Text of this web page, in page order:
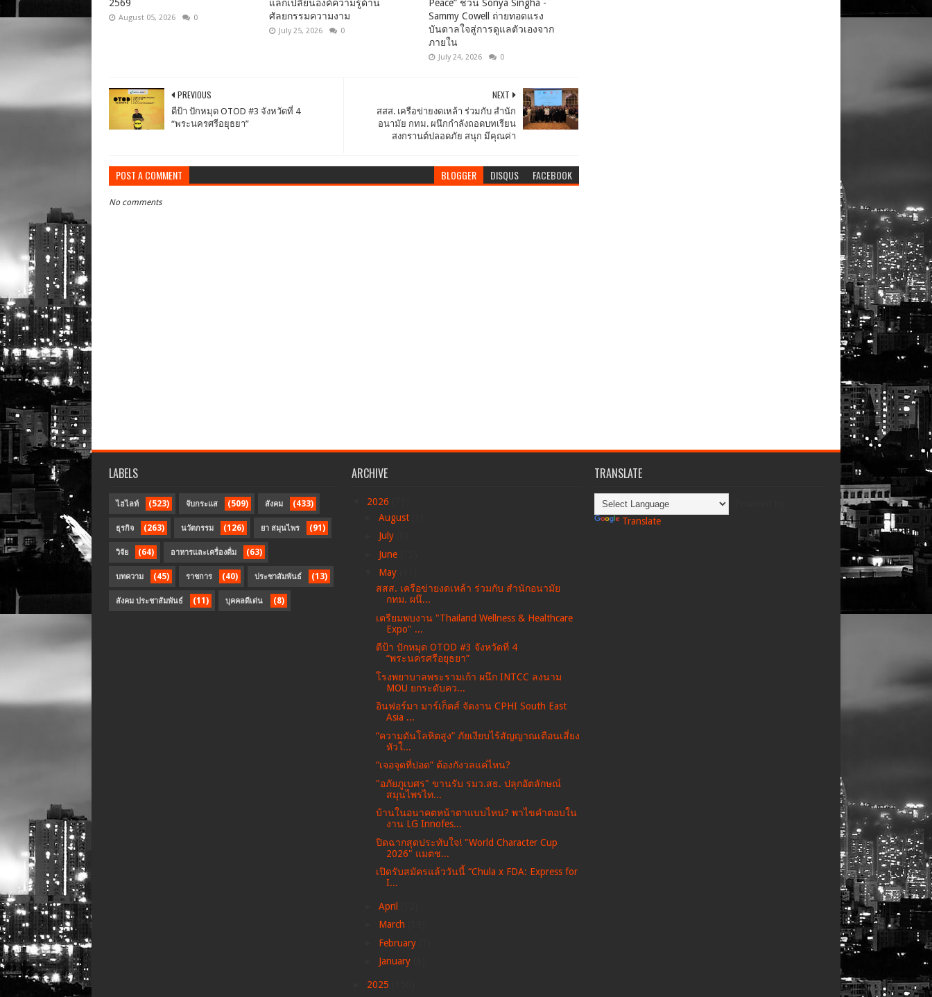
2569
August 05, 2026 0
แลกเปลี่ยนองค์ความรู้ด้าน
ศัลยกรรมความงาม
July 25, 2026 0
Peace” ชวน Sonya Singha -​
Sammy Cowell ถ่ายทอดแรง
บันดาลใจสู่การดูแลตัวเองจาก
ภายใน
July 24, 2026 0
NEXT
สสส. เครือข่ายงดเหล้า ร่วมกับ สำนัก
อนามัย กทม. ผนึกกำลังถอดบทเรียน
สงกรานต์ปลอดภัย สนุก มีคุณค่า
PREVIOUS
ดีป้า ปักหมุด OTOD #3 จังหวัดที่ 4
“พระนครศรีอยุธยา”
POST A COMMENT BLOGGER DISQUS FACEBOOK
No comments
LABELS
ไฮไลท์ (523) จับกระแส (509) สังคม (433)
ธุรกิจ (263) นวัตกรรม (126) ยา สมุนไพร (91)
วิจัย (64) อาหารและเครื่องดื่ม (63)
บทความ (45) ราชการ (40) ประชาสัมพันธ์ (13)
สังคม ประชาสัมพันธ์ (11) บุคคลดีเด่น (8)
ARCHIVE
2026
August
July
June
May
สสส. เครือข่ายงดเหล้า ร่วมกับ สำนักอนามัย
กทม. ผนึ...
เตรียมพบงาน "Thailand Wellness & Healthcare
Expo" ...
ดีป้า ปักหมุด OTOD #3 จังหวัดที่ 4
“พระนครศรีอยุธยา”
โรงพยาบาลพระรามเก้า ผนึก INTCC ลงนาม
MOU ยกระดับคว...
อินฟอร์มา มาร์เก็ตส์ จัดงาน CPHI South East
Asia ...
“ความดันโลหิตสูง” ภัยเงียบไร้สัญญาณเตือนเสี่ยง
หัวใ...
“เจอจุดที่ปอด” ต้องกังวลแค่ไหน?
"อภัยภูเบศร" ขานรับ รมว.สธ. ปลุกอัตลักษณ์
สมุนไพรไท...
บ้านในอนาคตหน้าตาแบบไหน? พาไขคำตอบใน
งาน LG Innofes...
ปิดฉากสุดประทับใจ! "World Character Cup
2026" แมตช...
เปิดรับสมัครแล้ววันนี้ “Chula x FDA: Express for
I...
April
March
February
January
2025
TRANSLATE
Translate